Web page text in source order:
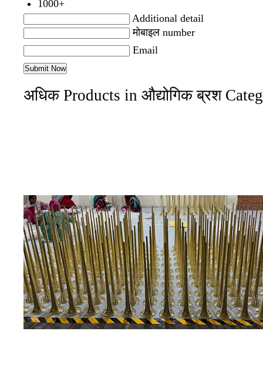
1000+
Additional detail
मोबाइल number
Email
अधिक Products in औद्योगिक ब्रश